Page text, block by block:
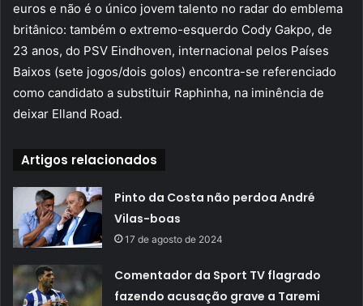
euros e não é o único jovem talento no radar do emblema
britânico: também o extremo-esquerdo Cody Gakpo, de
23 anos, do PSV Eindhoven, internacional pelos Países
Baixos (sete jogos/dois golos) encontra-se referenciado
como candidato a substituir Raphinha, na iminência de
deixar Elland Road.
Artigos relacionados
Pinto da Costa não perdoa André
Vilas-boas
17 de agosto de 2024
Comentador da Sport TV flagrado
fazendo acusação grave a Taremi